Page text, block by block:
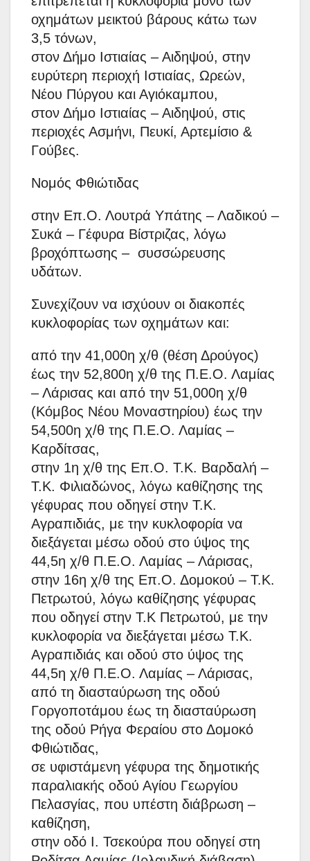
οχημάτων μεικτού βάρους κάτω των
3,5 τόνων,
στον Δήμο Ιστιαίας – Αιδηψού, στην
ευρύτερη περιοχή Ιστιαίας, Ωρεών,
Νέου Πύργου και Αγιόκαμπου,
στον Δήμο Ιστιαίας – Αιδηψού, στις
περιοχές Ασμήνι, Πευκί, Αρτεμίσιο &
Γούβες.
Νομός Φθιώτιδας
στην Επ.Ο. Λουτρά Υπάτης – Λαδικού –
Συκά – Γέφυρα Βίστριζας, λόγω
βροχόπτωσης – συσσώρευσης
υδάτων.
Συνεχίζουν να ισχύουν οι διακοπές
κυκλοφορίας των οχημάτων και:
από την 41,000η χ/θ (θέση Δρούγος)
έως την 52,800η χ/θ της Π.Ε.Ο. Λαμίας
– Λάρισας και από την 51,000η χ/θ
(Κόμβος Νέου Μοναστηρίου) έως την
54,500η χ/θ της Π.Ε.Ο. Λαμίας –
Καρδίτσας,
στην 1η χ/θ της Επ.Ο. Τ.Κ. Βαρδαλή –
Τ.Κ. Φιλιαδώνος, λόγω καθίζησης της
γέφυρας που οδηγεί στην Τ.Κ.
Αγραπιδιάς, με την κυκλοφορία να
διεξάγεται μέσω οδού στο ύψος της
44,5η χ/θ Π.Ε.Ο. Λαμίας – Λάρισας,
στην 16η χ/θ της Επ.Ο. Δομοκού – Τ.Κ.
Πετρωτού, λόγω καθίζησης γέφυρας
που οδηγεί στην Τ.Κ Πετρωτού, με την
κυκλοφορία να διεξάγεται μέσω Τ.Κ.
Αγραπιδιάς και οδού στο ύψος της
44,5η χ/θ Π.Ε.Ο. Λαμίας – Λάρισας,
από τη διασταύρωση της οδού
Γοργοποτάμου έως τη διασταύρωση
της οδού Ρήγα Φεραίου στο Δομοκό
Φθιώτιδας,
σε υφιστάμενη γέφυρα της δημοτικής
παραλιακής οδού Αγίου Γεωργίου
Πελασγίας, που υπέστη διάβρωση –
καθίζηση,
στην οδό Ι. Τσεκούρα που οδηγεί στη